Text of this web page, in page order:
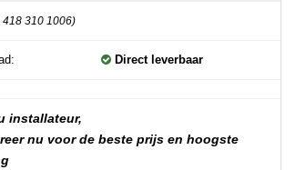
418 310 1006)
Direct leverbaar
installateur,
nu voor de beste prijs en hoogste